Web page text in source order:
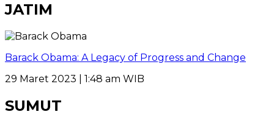
JATIM
Barack Obama: A Legacy of Progress and Change
29 Maret 2023 | 1:48 am WIB
SUMUT